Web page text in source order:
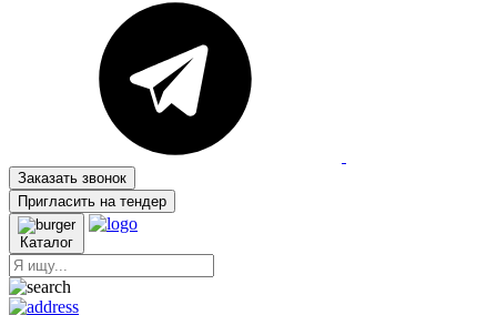
Заказать звонок
Пригласить на тендер
Каталог